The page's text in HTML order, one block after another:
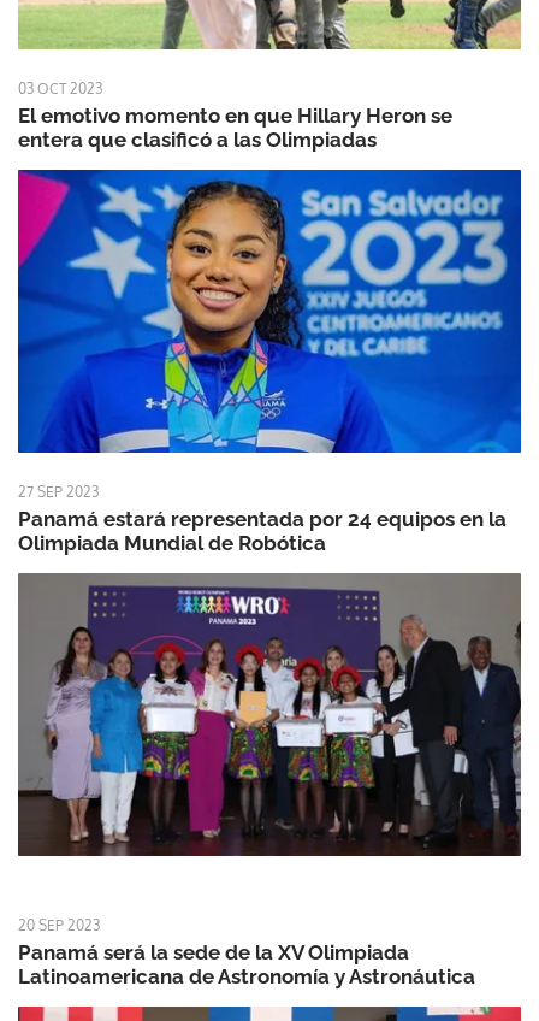
03 OCT 2023
El emotivo momento en que Hillary Heron se
entera que clasificó a las Olimpiadas
27 SEP 2023
Panamá estará representada por 24 equipos en la
Olimpiada Mundial de Robótica
20 SEP 2023
Panamá será la sede de la XV Olimpiada
Latinoamericana de Astronomía y Astronáutica